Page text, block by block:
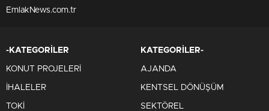
EmlakNews.com.tr
-KATEGORİLER
KONUT PROJELERİ
İHALELER
TOKİ
KATEGORİLER-
AJANDA
KENTSEL DÖNÜŞÜM
SEKTÖREL